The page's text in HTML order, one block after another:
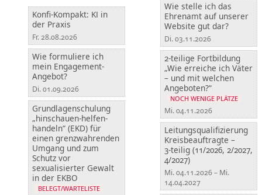
Konfi-Kompakt: KI in
der Praxis
Fr. 28.08.2026
Wie formuliere ich
mein Engagement-
Angebot?
Di. 01.09.2026
Grundlagenschulung
„hinschauen-helfen-
handeln“ (EKD) für
einen grenzwahrenden
Umgang und zum
Schutz vor
sexualisierter Gewalt
in der EKBO
BELEGT/WARTELISTE
Wie stelle ich das
Ehrenamt auf unserer
Website gut dar?
Di. 03.11.2026
2-teilige Fortbildung
„Wie erreiche ich Väter
– und mit welchen
Angeboten?“
NOCH WENIGE PLÄTZE
Mi. 04.11.2026
Leitungsqualifizierung
Kreisbeauftragte –
3‑teilig (11/2026, 2/2027,
4/2027)
Mi. 04.11.2026 – Mi.
14.04.2027